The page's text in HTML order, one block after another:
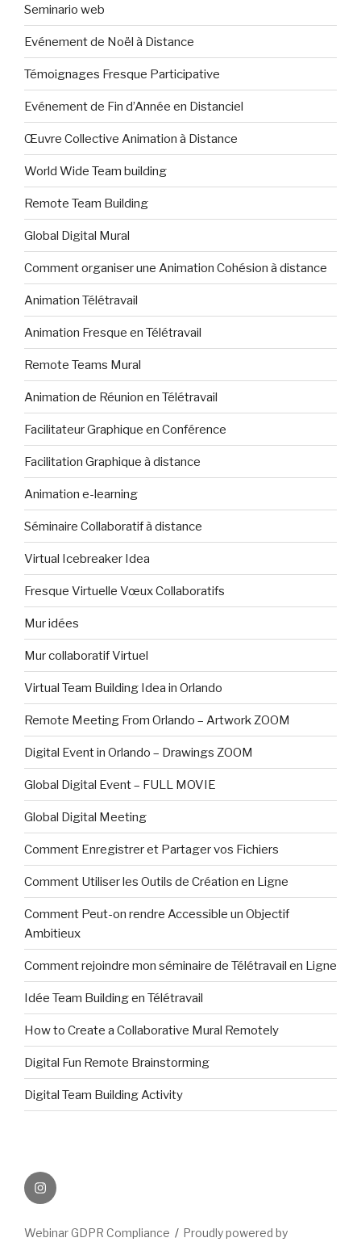
Seminario web
Evénement de Noël à Distance
Témoignages Fresque Participative
Evénement de Fin d’Année en Distanciel
Œuvre Collective Animation à Distance
World Wide Team building
Remote Team Building
Global Digital Mural
Comment organiser une Animation Cohésion à distance
Animation Télétravail
Animation Fresque en Télétravail
Remote Teams Mural
Animation de Réunion en Télétravail
Facilitateur Graphique en Conférence
Facilitation Graphique à distance
Animation e-learning
Séminaire Collaboratif à distance
Virtual Icebreaker Idea
Fresque Virtuelle Vœux Collaboratifs
Mur idées
Mur collaboratif Virtuel
Virtual Team Building Idea in Orlando
Remote Meeting From Orlando – Artwork ZOOM
Digital Event in Orlando – Drawings ZOOM
Global Digital Event – FULL MOVIE
Global Digital Meeting
Comment Enregistrer et Partager vos Fichiers
Comment Utiliser les Outils de Création en Ligne
Comment Peut-on rendre Accessible un Objectif
Ambitieux
Comment rejoindre mon séminaire de Télétravail en Ligne
Idée Team Building en Télétravail
How to Create a Collaborative Mural Remotely
Digital Fun Remote Brainstorming
Digital Team Building Activity
INSTAGRAM
Webinar GDPR Compliance Proudly powered by